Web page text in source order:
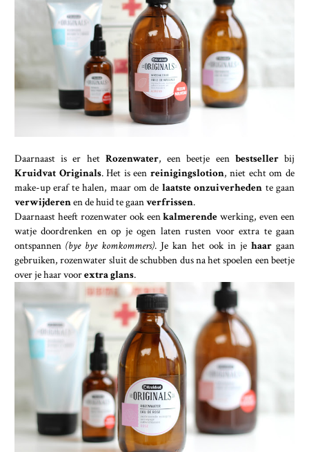
Daarnaast is er het Rozenwater, een beetje een bestsellerbij
Kruidvat Originals. Het is een reinigingslotion, niet echt om de
make-up eraf te halen, maar om de laatste onzuiverheden te gaan
verwijderenen de huid te gaanverfrissen.
Daarnaast heeft rozenwater ook eenkalmerendewerking, even een
watje doordrenken en op je ogen laten rusten voor extra te gaan
ontspannen (bye bye komkommers). Je kan het ook in je haargaan
gebruiken, rozenwater sluit de schubben dus na het spoelen een beetje
over je haar voorextra glans.